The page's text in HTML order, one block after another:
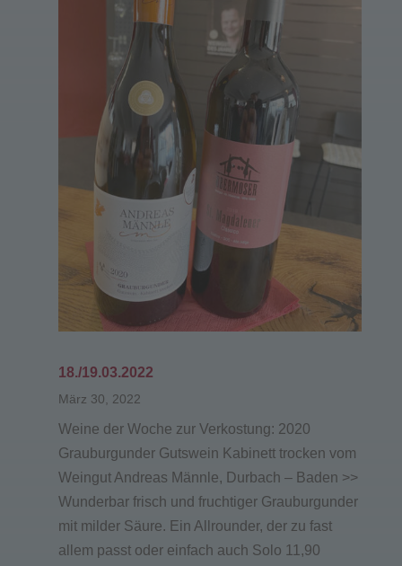
18./19.03.2022
März 30, 2022
Weine der Woche zur Verkostung: 2020
Grauburgunder Gutswein Kabinett trocken vom
Weingut Andreas Männle, Durbach – Baden >>
Wunderbar frisch und fruchtiger Grauburgunder
mit milder Säure. Ein Allrounder, der zu fast
allem passt oder einfach auch Solo 11,90